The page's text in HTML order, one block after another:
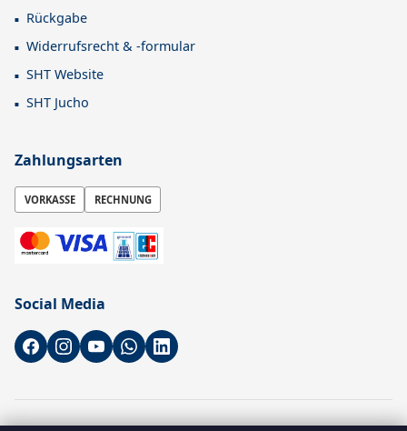
Rückgabe
Widerrufsrecht & -formular
SHT Website
SHT Jucho
Zahlungsarten
VORKASSE RECHNUNG
Social Media